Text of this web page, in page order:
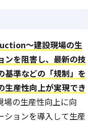
〜建設現場の生
ンを阻害し、最新の技
基準などの「規制」を
生産性向上が実現でき
場の生産性向上に向
ションを導入して生産